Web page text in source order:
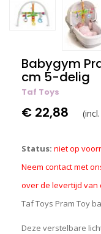
Babygym
cm 5-delig
Taf Toys
€ 22,88
Status: niet op
Neem contact met
over de levertijd van
Taf Toys Pram Toy
Deze verstelbare